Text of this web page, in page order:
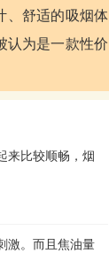
、舒适的吸烟体
认为是一款性价
来比较顺畅，烟
激。而且焦油量